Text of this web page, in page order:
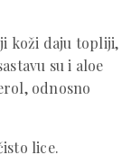
koži daju topliji,
su i aloe
odnosno
lice.